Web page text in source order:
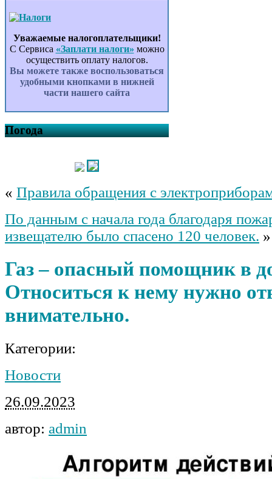
Уважаемые налогоплательщики!
С Сервиса «Заплати налоги» можно
осуществить оплату налогов.
Вы можете также воспользоваться
удобными кнопками в нижней
части нашего сайта
Погода
« Правила обращения с
По данным с начала года благодаря
извещателю было спасено 120 человек. »
Газ – опасный помощник в
Относиться к нему нужно
внимательно.
Категории:
Новости
26.09.2023
автор: admin